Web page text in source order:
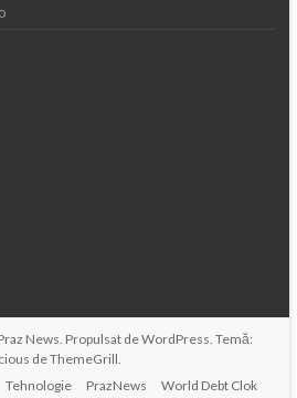
News. Propulsat deWordPress. Temă:
deThemeGrill.
Tehnologie PrazNews World Debt Clok